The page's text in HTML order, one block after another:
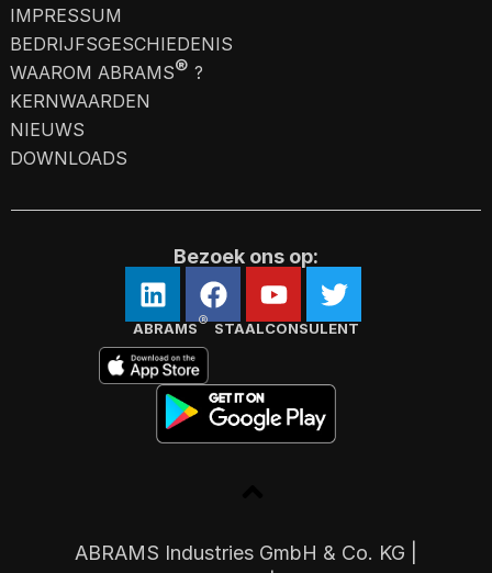
IMPRESSUM
BEDRIJFSGESCHIEDENIS
WAAROM ABRAMS® ?
KERNWAARDEN
NIEUWS
DOWNLOADS
Bezoek ons op:
ABRAMS® STAALCONSULENT
ABRAMS Industries GmbH & Co. KG |